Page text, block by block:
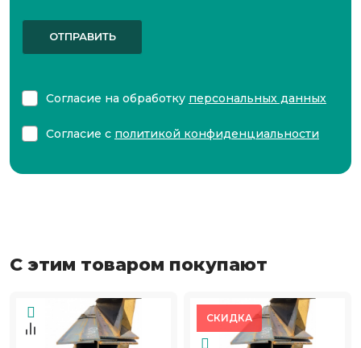
ОТПРАВИТЬ
Согласие на обработку персональных данных
Согласие с политикой конфиденциальности
С этим товаром покупают
СКИДКА